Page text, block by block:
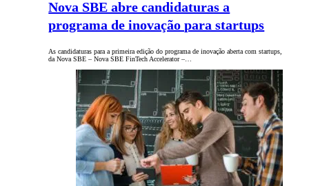
Nova SBE abre candidaturas a
programa de inovação para startups
As candidaturas para a primeira edição do programa de inovação aberta com startups,
da Nova SBE – Nova SBE FinTech Accelerator –…